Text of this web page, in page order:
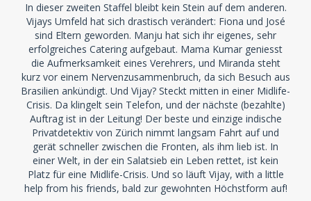
In dieser zweiten Staffel bleibt kein Stein auf dem anderen.
Vijays Umfeld hat sich drastisch verändert: Fiona und José
sind Eltern geworden. Manju hat sich ihr eigenes, sehr
erfolgreiches Catering aufgebaut. Mama Kumar geniesst
die Aufmerksamkeit eines Verehrers, und Miranda steht
kurz vor einem Nervenzusammenbruch, da sich Besuch aus
Brasilien ankündigt. Und Vijay? Steckt mitten in einer Midlife-
Crisis. Da klingelt sein Telefon, und der nächste (bezahlte)
Auftrag ist in der Leitung! Der beste und einzige indische
Privatdetektiv von Zürich nimmt langsam Fahrt auf und
gerät schneller zwischen die Fronten, als ihm lieb ist. In
einer Welt, in der ein Salatsieb ein Leben rettet, ist kein
Platz für eine Midlife-Crisis. Und so läuft Vijay, with a little
help from his friends, bald zur gewohnten Höchstform auf!